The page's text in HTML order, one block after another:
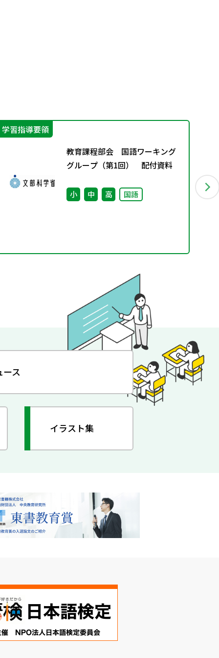
学習指導要領
教育課程部会 国語ワーキング
グループ（第1回） 配付資料
小 中 高 国語
ース
イラスト集